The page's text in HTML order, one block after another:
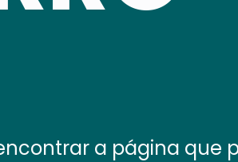
a página que